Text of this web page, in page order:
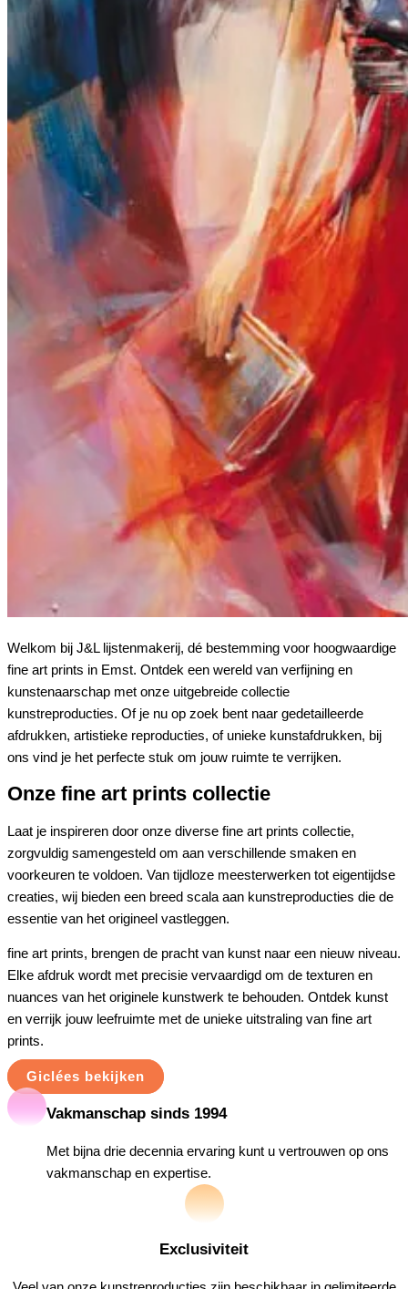
Welkom bij J&L lijstenmakerij, dé bestemming voor hoogwaardige
fine art prints in Emst. Ontdek een wereld van verfijning en
kunstenaarschap met onze uitgebreide collectie
kunstreproducties. Of je nu op zoek bent naar gedetailleerde
afdrukken, artistieke reproducties, of unieke kunstafdrukken, bij
ons vind je het perfecte stuk om jouw ruimte te verrijken.
Onze fine art prints collectie
Laat je inspireren door onze diverse fine art prints collectie,
zorgvuldig samengesteld om aan verschillende smaken en
voorkeuren te voldoen. Van tijdloze meesterwerken tot eigentijdse
creaties, wij bieden een breed scala aan kunstreproducties die de
essentie van het origineel vastleggen.
fine art prints, brengen de pracht van kunst naar een nieuw niveau.
Elke afdruk wordt met precisie vervaardigd om de texturen en
nuances van het originele kunstwerk te behouden. Ontdek kunst
en verrijk jouw leefruimte met de unieke uitstraling van fine art
prints.
Giclées bekijken
Vakmanschap sinds 1994
Met bijna drie decennia ervaring kunt u vertrouwen op ons
vakmanschap en expertise.
Exclusiviteit